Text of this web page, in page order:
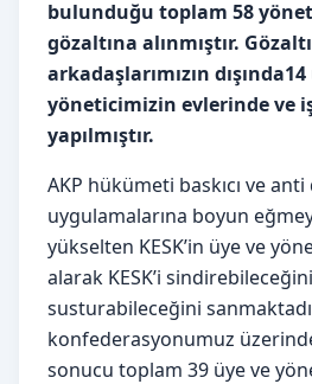
bulunduğu toplam 58
gözaltına alınmıştır.
arkadaşlarımızın
yöneticimizin evlerinde ve
yapılmıştır.
AKP hükümeti baskıcı ve
uygulamalarına boyun
yükselten KESK’in üye ve
alarak KESK’i
susturabileceğini
konfederasyonumuz
sonucu toplam 39 üye ve